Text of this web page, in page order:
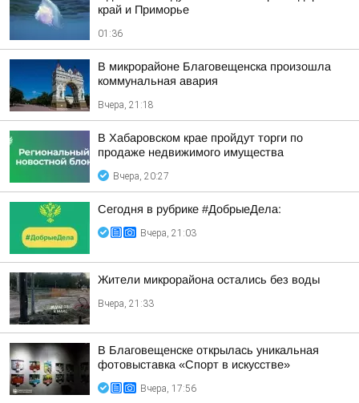
край и Приморье
01:36
В микрорайоне Благовещенска произошла
коммунальная авария
Вчера, 21:18
В Хабаровском крае пройдут торги по
продаже недвижимого имущества
Вчера, 20:27
Сегодня в рубрике #ДобрыеДела:
Вчера, 21:03
Жители микрорайона остались без воды
Вчера, 21:33
В Благовещенске открылась уникальная
фотовыставка «Спорт в искусстве»
Вчера, 17:56